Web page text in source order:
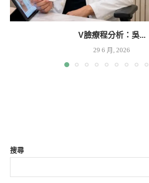
V臉療程分析：吳...
29 6 月, 2026
搜尋